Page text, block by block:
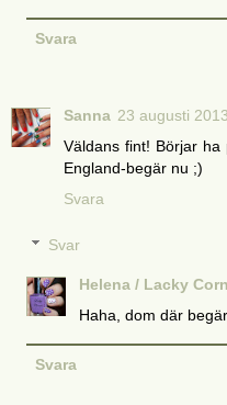
Svara
Sanna 23 augusti
Väldans fint! Börjar
England-begär nu ;)
Svara
Svar
Helena / Lacky
Haha, dom där
Svara